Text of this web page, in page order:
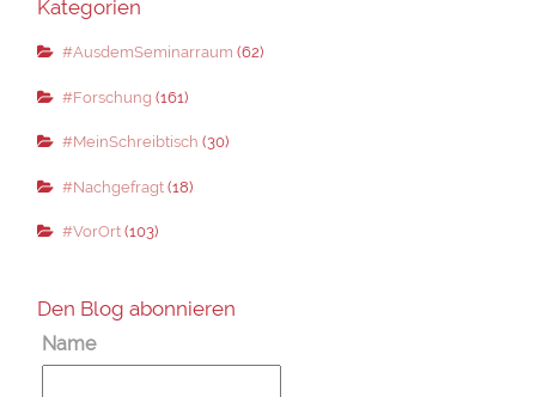
Kategorien
#AusdemSeminarraum (62)
#Forschung (161)
#MeinSchreibtisch (30)
#Nachgefragt(18)
#VorOrt(103)
Den Blog abonnieren
Name